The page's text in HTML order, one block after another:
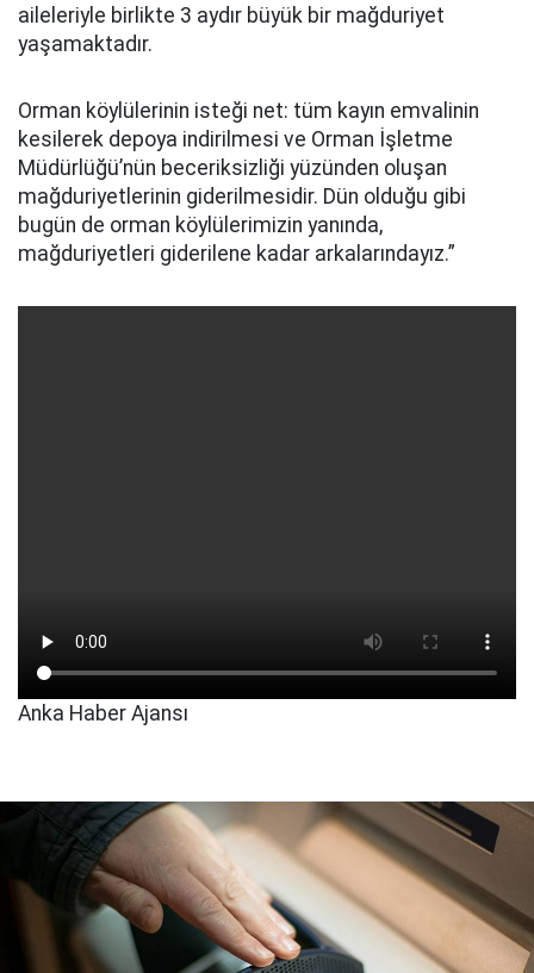
aileleriyle birlikte 3 aydır büyük bir mağduriyet
yaşamaktadır.
Orman köylülerinin isteği net: tüm kayın emvalinin
kesilerek depoya indirilmesi ve Orman İşletme
Müdürlüğü’nün beceriksizliği yüzünden oluşan
mağduriyetlerinin giderilmesidir. Dün olduğu gibi
bugün de orman köylülerimizin yanında,
mağduriyetleri giderilene kadar arkalarındayız.”
Anka Haber Ajansı